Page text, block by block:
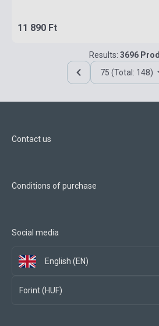
11 890 Ft
Results: 3696
75 (Total: 148)
Contact us
Conditions of purchase
Social media
English (EN)
Forint (HUF)